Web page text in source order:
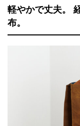
軽やかで丈夫。
布。